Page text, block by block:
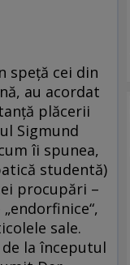
speță cei din
au acordat
plăcerii
Sigmund
îi spunea,
studentă)
procupări –
sale.
la începutul